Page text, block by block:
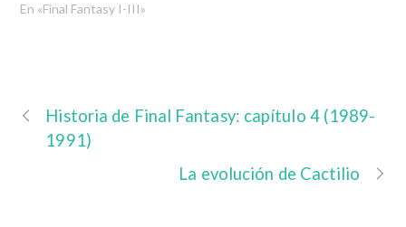
En «Final Fantasy I-III»
Historia de Final Fantasy: capítulo 4 (1989-
1991)
La evolución de Cactilio